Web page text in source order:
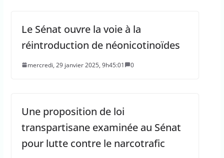
Le Sénat ouvre la voie à la
réintroduction de néonicotinoïdes
mercredi, 29 janvier 2025, 9h45:01 0
Une proposition de loi
transpartisane examinée au Sénat
pour lutte contre le narcotrafic